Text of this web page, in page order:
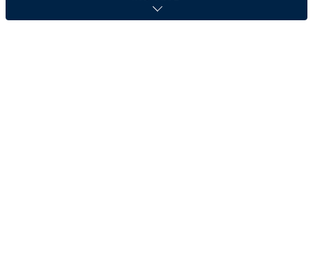
A post shared by 【公式】大河ドラマ「光る君へ」